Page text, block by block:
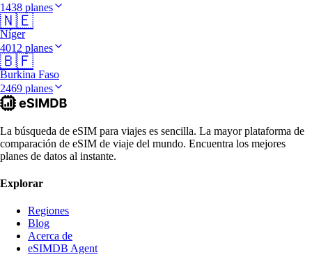
1438 planes
🇳🇪
Níger
4012 planes
🇧🇫
Burkina Faso
2469 planes
La búsqueda de eSIM para viajes es sencilla. La mayor plataforma de
comparación de eSIM de viaje del mundo. Encuentra los mejores
planes de datos al instante.
Explorar
Regiones
Blog
Acerca de
eSIMDB Agent